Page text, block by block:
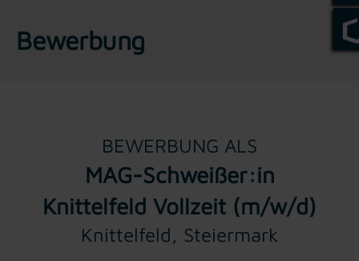
Bewerbung
BEWERBUNG ALS
MAG-Schweißer:in
Knittelfeld Vollzeit (m/w/d)
Knittelfeld, Steiermark